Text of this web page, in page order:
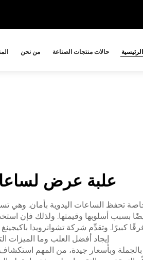
حالات منتجات الصناعة من نحن
علبة عرض
تحفظ الساعات اليدوية بأمان. وهي
بسبب أسلوبها وقيمتها. ولذلك فإن
وتقدِّم شركة تشوانرويدا
إيجاد أفضل العلب وما الميزات
وبأسعار جيدة، من المهم استكشاف